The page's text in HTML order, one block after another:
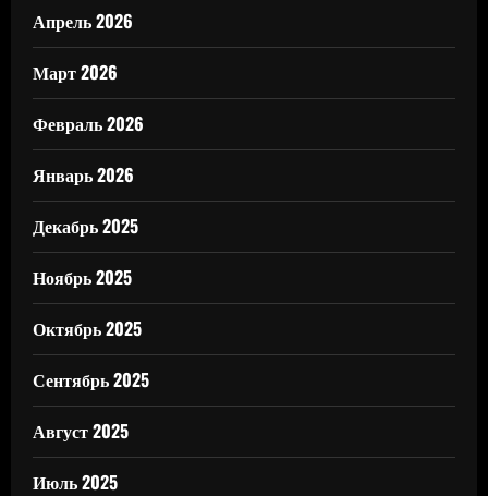
Апрель 2026
Март 2026
Февраль 2026
Январь 2026
Декабрь 2025
Ноябрь 2025
Октябрь 2025
Сентябрь 2025
Август 2025
Июль 2025